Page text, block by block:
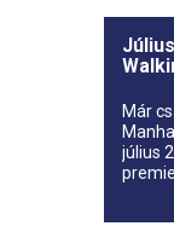
Már
július
City